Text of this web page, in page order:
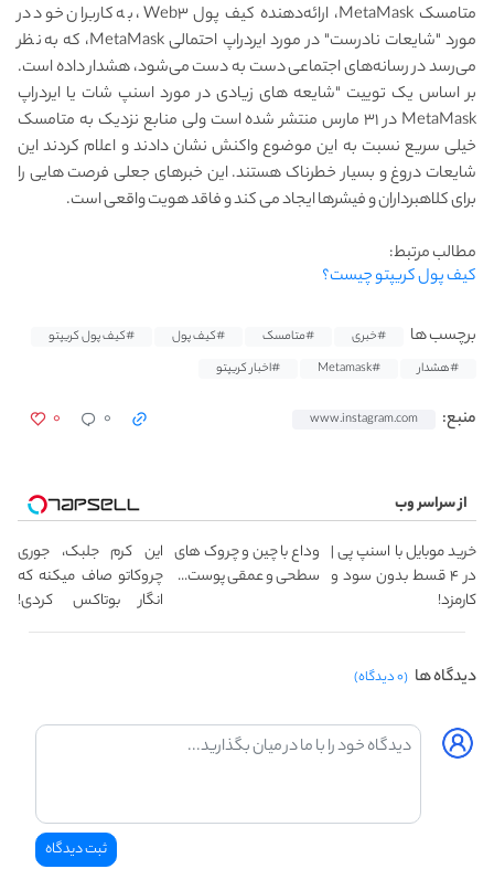
متامسک MetaMask، ارائه‌دهنده کیف پول Web۳، به کاربران خود در
مورد "شایعات نادرست" در مورد ایردراپ احتمالی MetaMask، که به نظر
می‌رسد در رسانه‌های اجتماعی دست به دست می‌شود، هشدار داده است.
بر اساس یک توییت "شایعه های زیادی در مورد اسنپ شات یا ایردراپ
MetaMask در ۳۱ مارس منتشر شده است ولی منابع نزدیک به متامسک
خیلی سریع نسبت به این موضوع واکنش نشان دادند و اعلام کردند این
شایعات دروغ و بسیار خطرناک هستند. این خبرهای جعلی فرصت هایی را
برای کلاهبرداران و فیشرها ایجاد می کند و فاقد هویت واقعی است.
مطالب مرتبط:
کیف پول کریپتو چیست؟
برچسب ها #خبری #متامسک #کیف پول
#کیف پول کریپتو
#هشدار
#Metamask #اخبار کریپتو
منبع: www.instagram.com ۰ ۰
از سراسر وب
خرید موبایل با اسنپ پی |
در ۴ قسط بدون سود و
کارمزد!
وداع با چین و چروک های
سطحی و عمقی پوست...
این کرم جلبک، جوری
چروکاتو صاف میکنه که
انگار بوتاکس کردی!
(تخفیف ویژه)
دیدگاه ها (۰ دیدگاه)